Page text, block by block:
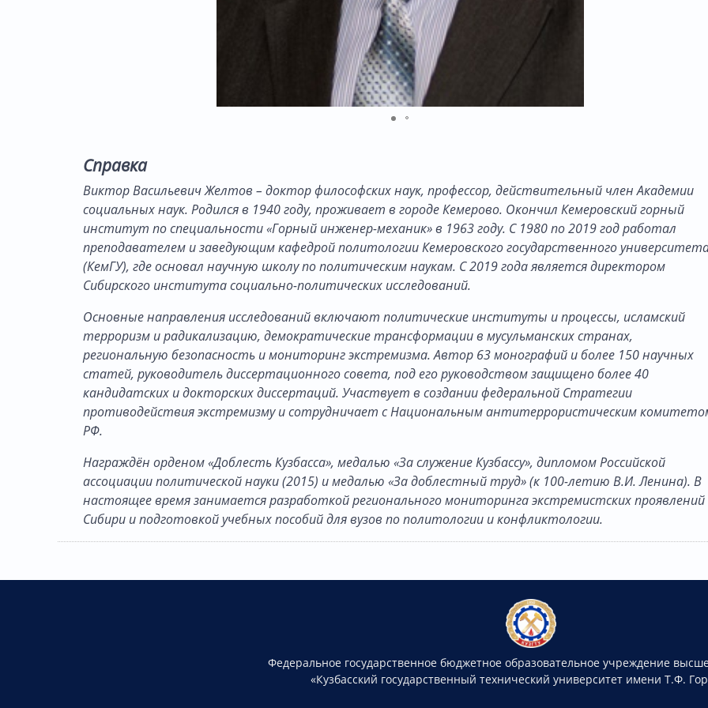
Справка
Виктор Васильевич Желтов – доктор философских наук, профессор, действительный член Академии
социальных наук. Родился в 1940 году, проживает в городе Кемерово. Окончил Кемеровский горный
институт по специальности «Горный инженер-механик» в 1963 году. С 1980 по 2019 год работал
преподавателем и заведующим кафедрой политологии Кемеровского государственного
(КемГУ), где основал научную школу по политическим наукам. С 2019 года является директором
Сибирского института социально-политических исследований.
Основные направления исследований включают политические институты и процессы, исламский
терроризм и радикализацию, демократические трансформации в мусульманских странах,
региональную безопасность и мониторинг экстремизма. Автор 63 монографий и более 150 научных
статей, руководитель диссертационного совета, под его руководством защищено более 40
кандидатских и докторских диссертаций. Участвует в создании федеральной Стратегии
противодействия экстремизму и сотрудничает с Национальным антитеррористическим
РФ.
Награждён орденом «Доблесть Кузбасса», медалью «За служение Кузбассу», дипломом Российской
ассоциации политической науки (2015) и медалью «За доблестный труд» (к 100-летию В.И. Ленина). В
настоящее время занимается разработкой регионального мониторинга экстремистских проявлений
Сибири и подготовкой учебных пособий для вузов по политологии и конфликтологии.
Федеральное государственное бюджетное образовательное учреждение
«Кузбасский государственный технический университет имени Т.Ф.